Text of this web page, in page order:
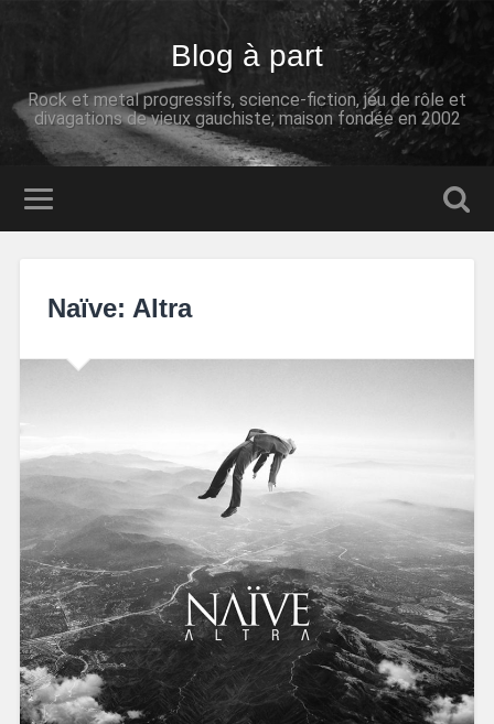
Blog à part
Rock et metal progressifs, science-fiction, jeu de rôle et
divagations de vieux gauchiste; maison fondée en 2002
Naïve: Altra